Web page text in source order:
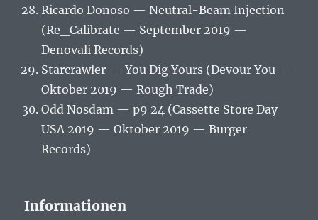
Ricardo Donoso — Neutral-Beam Injection
(Re_Calibrate — September 2019 —
Denovali Records)
Starcrawler — You Dig Yours (Devour You —
Oktober 2019 — Rough Trade)
Odd Nosdam — p9 24 (Cassette Store Day
USA 2019 — Oktober 2019 — Burger
Records)
Informationen